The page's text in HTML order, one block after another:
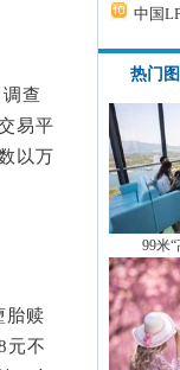
查
易平
以万
胎赎
元不
中国
热门
99米